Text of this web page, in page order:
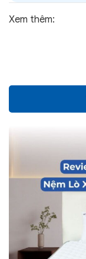
Xem thêm: